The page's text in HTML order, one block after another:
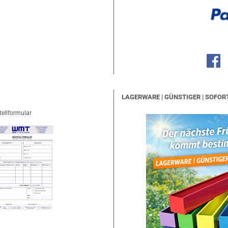
LAGERWARE | GÜNSTIGER |